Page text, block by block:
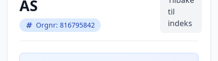
AS
Orgnr: 816795842
til
indeks